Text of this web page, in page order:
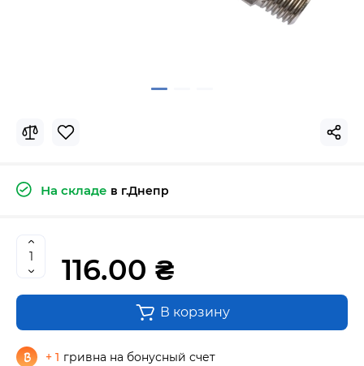
На складе в г.Днепр
116.00 ₴
В корзину
+ 1 гривна на бонусный счет